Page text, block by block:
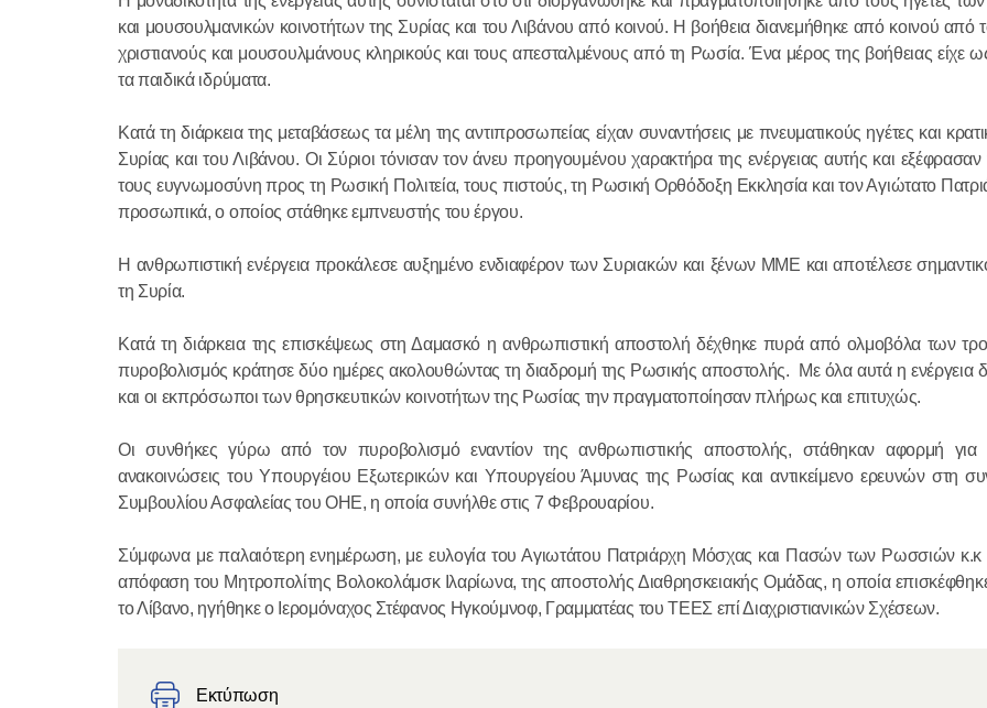
και μουσουλμανικών κοινοτήτων της Συρίας και του Λιβάνου από κοινού. Η βοήθεια διανεμήθηκε από κοινού από
χριστιανούς και μουσουλμάνους κληρικούς και τους απεσταλμένους από τη Ρωσία. Ένα μέρος της βοήθειας είχε
τα παιδικά ιδρύματα.
Κατά τη διάρκεια της μεταβάσεως τα μέλη της αντιπροσωπείας είχαν συναντήσεις με πνευματικούς ηγέτες και
Συρίας και του Λιβάνου. Οι Σύριοι τόνισαν τον άνευ προηγουμένου χαρακτήρα της ενέργειας αυτής και εξέφρασαν
τους ευγνωμοσύνη προς τη Ρωσική Πολιτεία, τους πιστούς, τη Ρωσική Ορθόδοξη Εκκλησία και τον Αγιώτατο
προσωπικά, ο οποίος στάθηκε εμπνευστής του έργου.
Η ανθρωπιστική ενέργεια προκάλεσε αυξημένο ενδιαφέρον των Συριακών και ξένων ΜΜΕ και αποτέλεσε
τη Συρία.
Κατά τη διάρκεια της επισκέψεως στη Δαμασκό η ανθρωπιστική αποστολή δέχθηκε πυρά από ολμοβόλα των
πυροβολισμός κράτησε δύο ημέρες ακολουθώντας τη διαδρομή της Ρωσικής αποστολής. Με όλα αυτά η ενέργεια
και οι εκπρόσωποι των θρησκευτικών κοινοτήτων της Ρωσίας την πραγματοποίησαν πλήρως και επιτυχώς.
Οι συνθήκες γύρω από τον πυροβολισμό εναντίον της ανθρωπιστικής αποστολής, στάθηκαν αφορμή για
ανακοινώσεις του Υπουργέιου Εξωτερικών και Υπουργείου Άμυνας της Ρωσίας και αντικείμενο ερευνών στη
Συμβουλίου Ασφαλείας του ΟΗΕ, η οποία συνήλθε στις 7 Φεβρουαρίου.
Σύμφωνα με παλαιότερη ενημέρωση, με ευλογία του Αγιωτάτου Πατριάρχη Μόσχας και Πασών των Ρωσσιών κ.κ
απόφαση του Μητροπολίτης Βολοκολάμσκ Ιλαρίωνα, της αποστολής Διαθρησκειακής Ομάδας, η οποία
το Λίβανο, ηγήθηκε ο Ιερομόναχος Στέφανος Ηγκούμνοφ, Γραμματέας του ΤΕΕΣ επί Διαχριστιανικών Σχέσεων.
Εκτύπωση
ΣΤΟ
19.12.2016
ΘΕΙΑ
ΕΟΡΤΗ
ΤΟΥ
ΣΤΟΝ
18.07.2016
ΤΕΛΕΤΗ
ΑΥΤΗΝ
23.04.2016